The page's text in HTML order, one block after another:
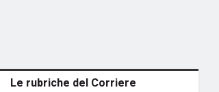
Le rubriche del Corriere